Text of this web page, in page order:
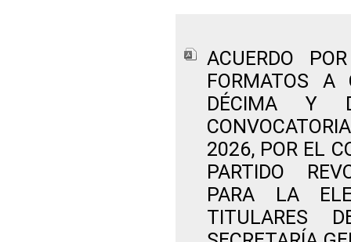
ACUERDO
FORMATOS A
DÉCIMA Y
2026, POR EL
PARTIDO
PARA LA
TITULARES